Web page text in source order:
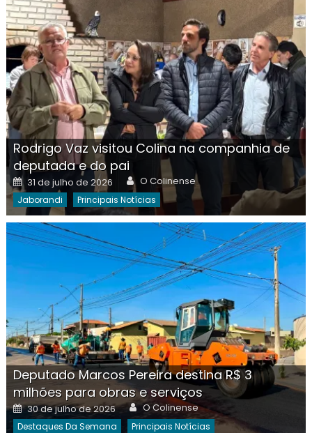
Rodrigo Vaz visitou Colina na companhia de
deputada e do pai
Posted
on
31 de julho de 2026 Author
O Colinense
Jaborandi Principais Notícias
Deputado Marcos Pereira destina R$ 3
milhões para obras e serviços
Posted
on
30 de julho de 2026 Author
O Colinense
Destaques Da Semana Principais Notícias